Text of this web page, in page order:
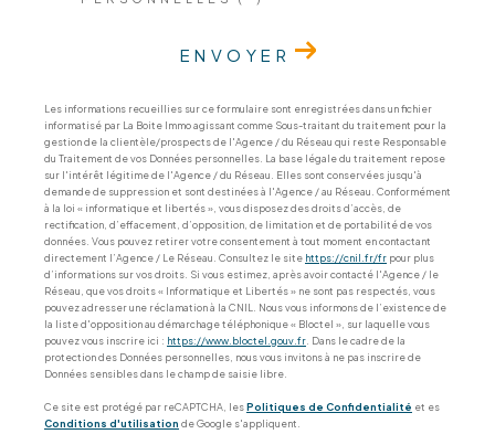
ENVOYER
Les informations recueillies sur ce formulaire sont enregistrées dans un fichier
informatisé par La Boite Immo agissant comme Sous-traitant du traitement pour la
gestion de la clientèle/prospects de l'Agence / du Réseau qui reste Responsable
du Traitement de vos Données personnelles. La base légale du traitement repose
sur l'intérêt légitime de l'Agence / du Réseau. Elles sont conservées jusqu'à
demande de suppression et sont destinées à l'Agence / au Réseau. Conformément
à la loi « informatique et libertés », vous disposez des droits d’accès, de
rectification, d’effacement, d’opposition, de limitation et de portabilité de vos
données. Vous pouvez retirer votre consentement à tout moment en contactant
directement l’Agence / Le Réseau. Consultez le site https://cnil.fr/fr pour plus
d’informations sur vos droits. Si vous estimez, après avoir contacté l'Agence / le
Réseau, que vos droits « Informatique et Libertés » ne sont pas respectés, vous
pouvez adresser une réclamation à la CNIL. Nous vous informons de l’existence de
la liste d'opposition au démarchage téléphonique « Bloctel », sur laquelle vous
pouvez vous inscrire ici : https://www.bloctel.gouv.fr . Dans le cadre de la
protection des Données personnelles, nous vous invitons à ne pas inscrire de
Données sensibles dans le champ de saisie libre.
Ce site est protégé par reCAPTCHA, lesPolitiques de Confidentialité et es
Conditions d'utilisation de Google s'appliquent.